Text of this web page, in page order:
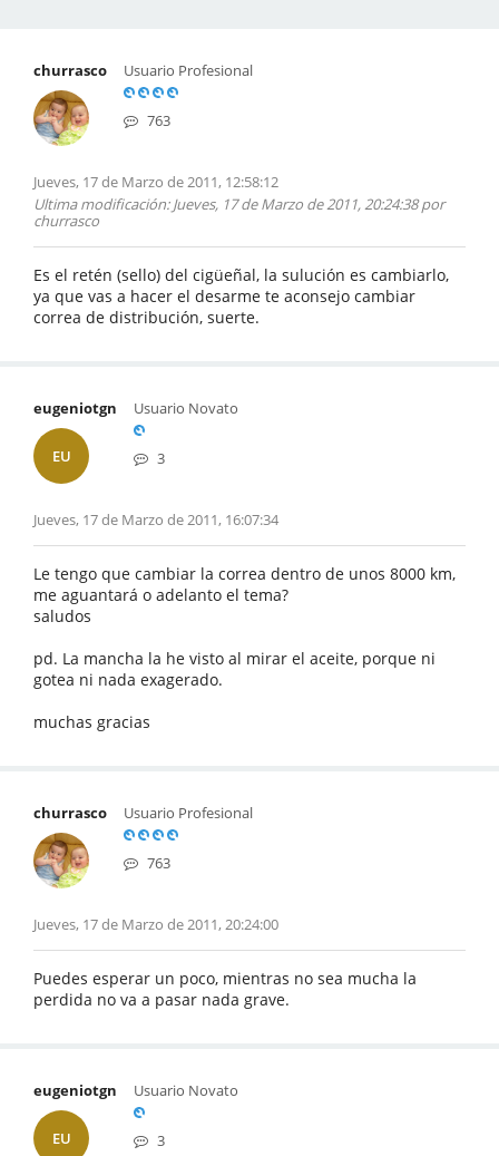
churrasco Usuario Profesional
763
Jueves, 17 de Marzo de 2011, 12:58:12
Ultima modificación: Jueves, 17 de Marzo de 2011, 20:24:38 por
churrasco
Es el retén (sello) del cigüeñal, la sulución es cambiarlo,
ya que vas a hacer el desarme te aconsejo cambiar
correa de distribución, suerte.
eugeniotgn
EU
Usuario Novato
3
Jueves, 17 de Marzo de 2011, 16:07:34
Le tengo que cambiar la correa dentro de unos 8000 km,
me aguantará o adelanto el tema?
saludos
pd. La mancha la he visto al mirar el aceite, porque ni
gotea ni nada exagerado.
muchas gracias
churrasco Usuario Profesional
763
Jueves, 17 de Marzo de 2011, 20:24:00
Puedes esperar un poco, mientras no sea mucha la
perdida no va a pasar nada grave.
eugeniotgn
EU
Usuario Novato
3